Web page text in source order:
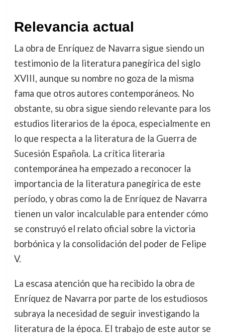
Relevancia actual
La obra de Enríquez de Navarra sigue siendo un
testimonio de la literatura panegírica del siglo
XVIII, aunque su nombre no goza de la misma
fama que otros autores contemporáneos. No
obstante, su obra sigue siendo relevante para los
estudios literarios de la época, especialmente en
lo que respecta a la literatura de la Guerra de
Sucesión Española. La crítica literaria
contemporánea ha empezado a reconocer la
importancia de la literatura panegírica de este
período, y obras como la de Enríquez de Navarra
tienen un valor incalculable para entender cómo
se construyó el relato oficial sobre la victoria
borbónica y la consolidación del poder de Felipe
V.
La escasa atención que ha recibido la obra de
Enríquez de Navarra por parte de los estudiosos
subraya la necesidad de seguir investigando la
literatura de la época. El trabajo de este autor se